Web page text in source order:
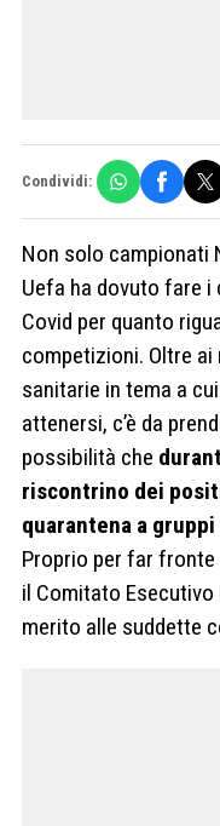
Condividi:
Non solo campionati
Uefa ha dovuto fare
Covid per quanto
competizioni. Oltre
sanitarie in tema a
attenersi, c’è da
possibilità che
riscontrino dei
quarantena a
Proprio per far
il Comitato Esecutivo
merito alle suddette